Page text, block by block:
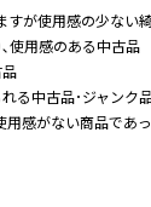
すが使用感の少ない
使用感のある中古品
る中古品･ジャンク
感がない商品であ